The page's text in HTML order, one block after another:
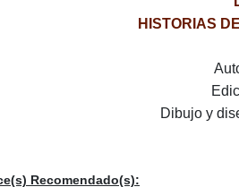
HISTORIAS
Dibujo y
Recomendado(s):